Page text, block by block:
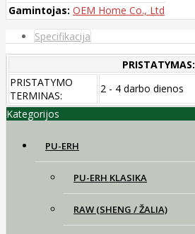
Gamintojas: OEM Home Co., Ltd
Specifikacija
PRISTATYMAS:
PRISTATYMO
TERMINAS:
2 - 4 darbo dienos
Kategorijos
PU-ERH
PU-ERH KLASIKA
RAW (SHENG / ŽALIA)